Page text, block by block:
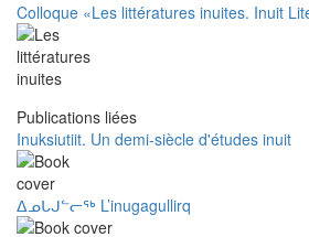
Colloque «Les littératures inuites. Inuit
Publications liées
Inuksiutiit. Un demi-siècle d'études inuit
ᐃᓄᒐᒍᓪᓕᖅ L’inugagullirq